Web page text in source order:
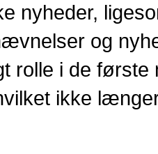
nyheder,
og
rolle i de
ikke